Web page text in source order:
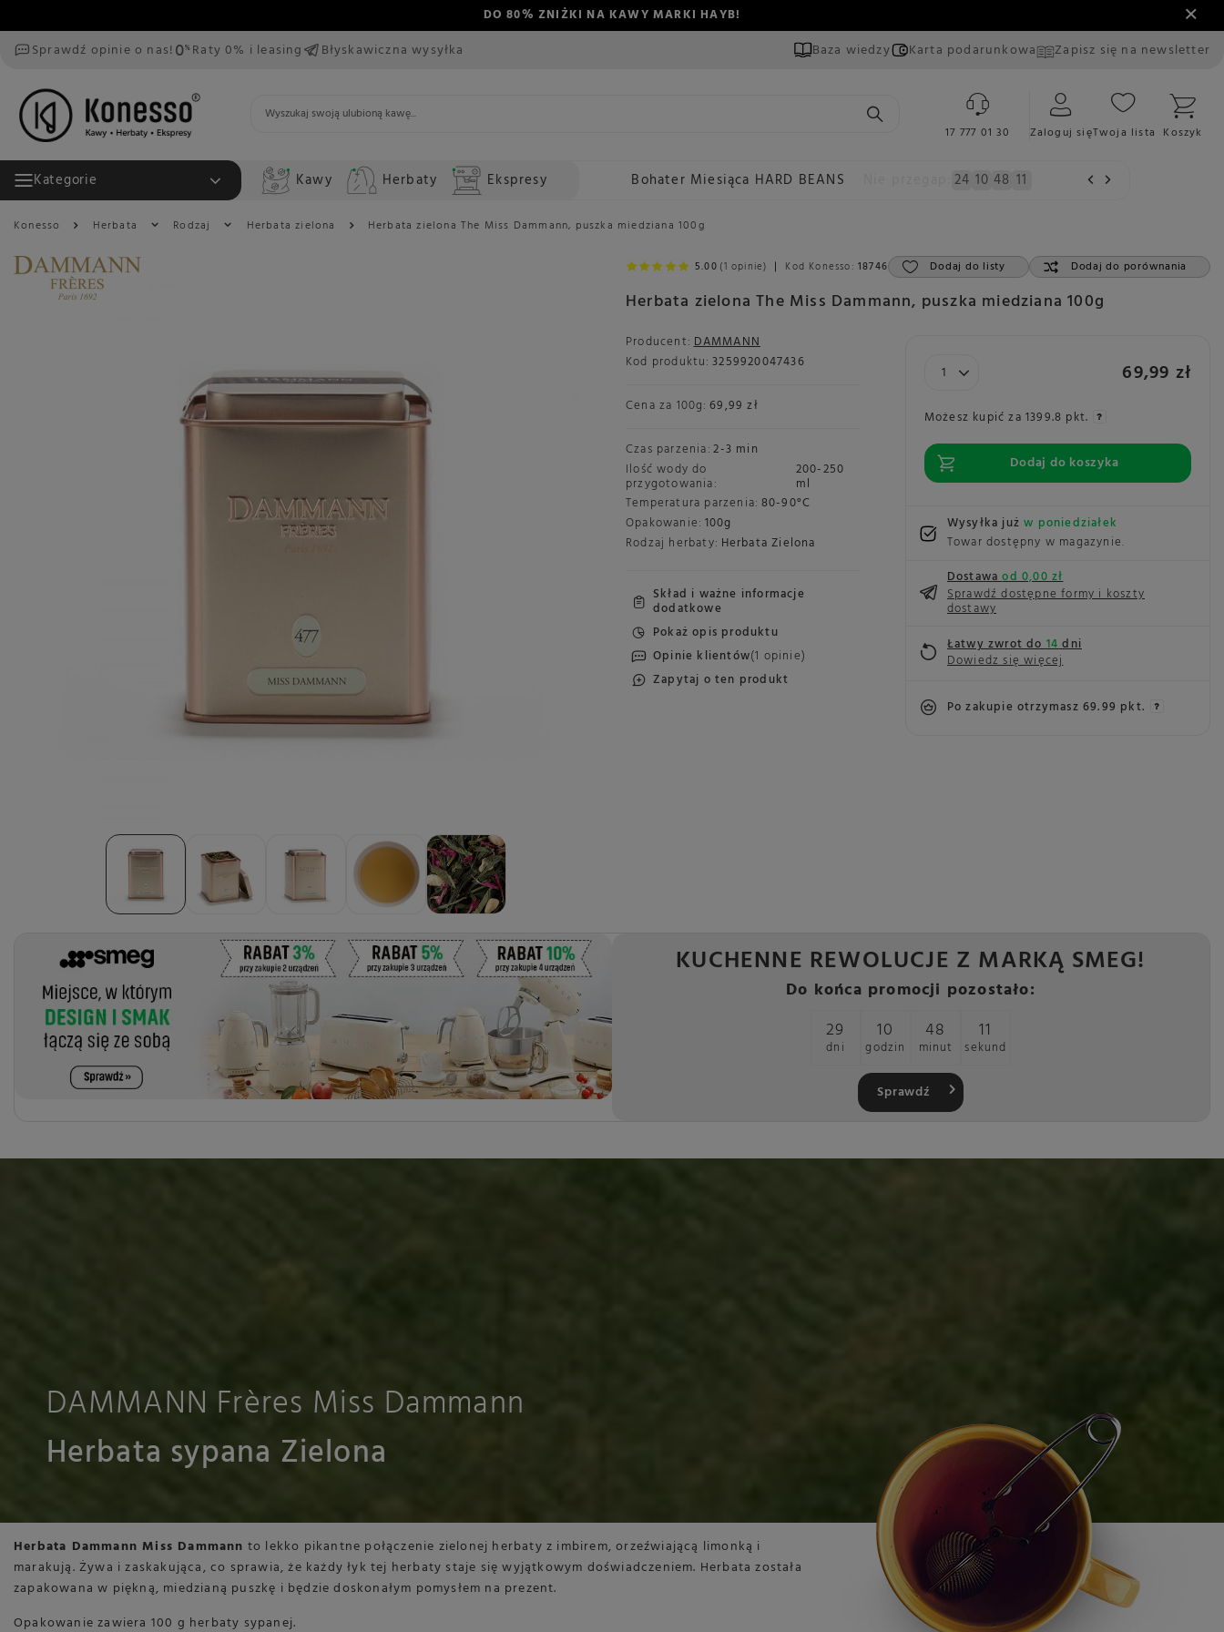
DO 80% ZNIŻKI NA KAWY MARKI HAYB!
Sprawdź opinie o nas!
Raty 0% i leasing Błyskawiczna wysyłka Baza wiedzy Karta podarunkowa Zapisz się na newsletter
17 777 01 30 Zaloguj sięTwoja lista Koszyk
Kategorie Kawy Herbaty Ekspresy Bohater Miesiąca HARD BEANS 24 10 48 10
Konesso Herbata Rodzaj Herbata zielona Herbata zielona The Miss Dammann, puszka miedziana 100g
Herbata zielona The Miss Dammann, puszka miedziana 100g
5.00 (1 opinie) Kod Konesso: 18746 Dodaj do listy Dodaj do porównania
Producent: DAMMANN
Kod produktu: 3259920047436
Cena za 100g: 69,99 zł
Czas parzenia: 2-3 min
Ilość wody do
przygotowania:
200-250
ml
Temperatura parzenia: 80-90°C
Opakowanie: 100g
Rodzaj herbaty: Herbata Zielona
Skład i ważne informacje
dodatkowe
Pokaż opis produktu
Opinie klientów(1 opinie)
Zapytaj o ten produkt
69,99 zł
Możesz kupić za 1399.8 pkt.
Dodaj do koszyka
Wysyłka jużw poniedziałek
Towar dostępny w magazynie
Dostawaod 0,00 zł
Sprawdź dostępne formy i koszty
dostawy
Łatwy zwrot do14dni
Dowiedz się więcej
Po zakupie otrzymasz 69.99 pkt.
KUCHENNE REWOLUCJE Z MARKĄ SMEG!
Do końca promocji pozostało:
29
dni
10
godzin
48
minut
10
sekund
Sprawdź
DAMMANN Frères Miss Dammann
Herbata sypana Zielona
Herbata Dammann Miss Dammann to lekko pikantne połączenie zielonej herbaty z imbirem, orzeźwiającą limonką i
marakują. Żywa i zaskakująca, co sprawia, że każdy łyk tej herbaty staje się wyjątkowym doświadczeniem. Herbata została
zapakowana w piękną, miedzianą puszkę i będzie doskonałym pomysłem na prezent.
Opakowanie zawiera 100 g herbaty sypanej.